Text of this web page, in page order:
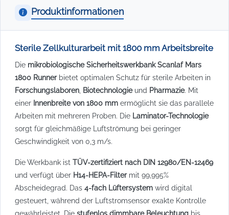
Produktinformationen
Sterile Zellkulturarbeit mit 1800 mm Arbeitsbreite
Die mikrobiologische Sicherheitswerkbank Scanlaf Mars
1800 Runnerbietet optimalen Schutz für sterile Arbeiten in
Forschungslaboren Biotechnologieund Pharmazie. Mit
einer Innenbreite von 1800 mm ermöglicht sie das parallele
Arbeiten mit mehreren Proben. Die Laminator-Technologie
sorgt für gleichmäßige Luftströmung bei geringer
Geschwindigkeit von 0,3 m/s.
Die Werkbank ist TÜV-zertifiziert nach DIN 12980/EN-12469
und verfügt über H14-HEPA-Filtermit 99,995%
Abscheidegrad. Das 4-fach Lüftersystem wird digital
gesteuert, während der Luftstromsensor exakte Kontrolle
gewährleistet. Die stufenlos dimmbare Beleuchtung bis